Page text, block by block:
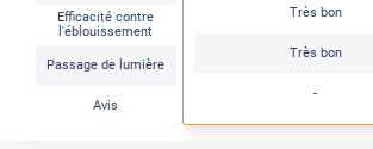
Efficacité contre
l'éblouissement
Passage de lumière
Avis
Très bon
Très bon
-